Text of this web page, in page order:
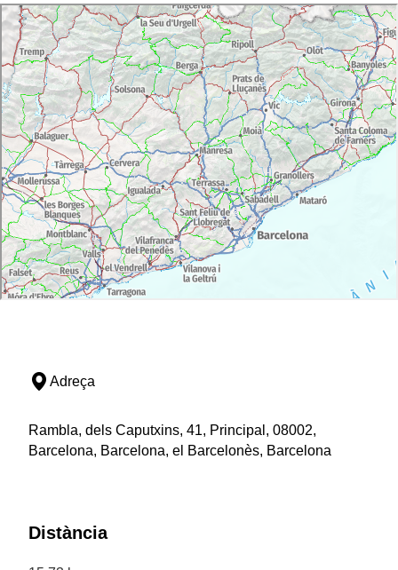
Adreça
Rambla, dels Caputxins, 41, Principal, 08002,
Barcelona, Barcelona, el Barcelonès, Barcelona
Distància